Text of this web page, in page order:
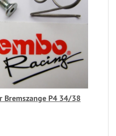
Bremszange P4 34/38